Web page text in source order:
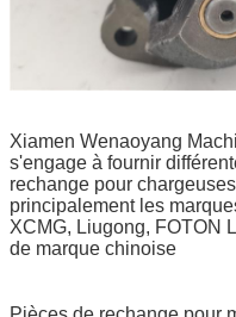
Xiamen Wenaoyang
s'engage à fournir
rechange pour
principalement les
XCMG, Liugong, FOTON
de marque chinoise